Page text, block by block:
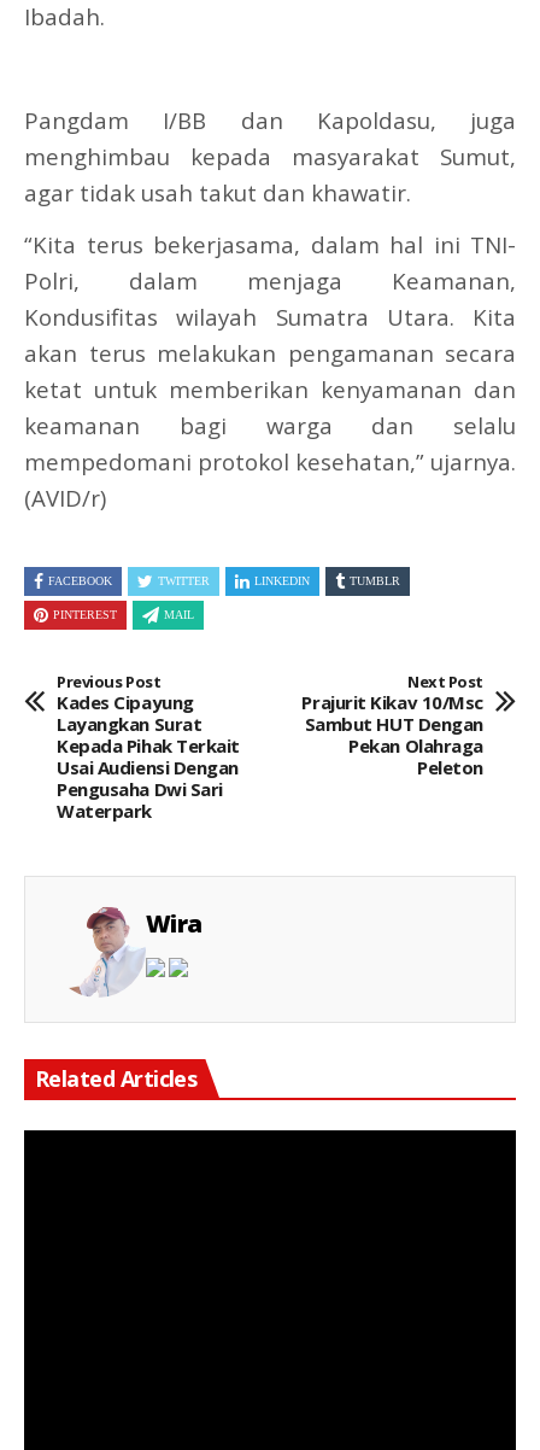
Ibadah.
Pangdam I/BB dan Kapoldasu, juga
menghimbau kepada masyarakat Sumut,
agar tidak usah takut dan khawatir.
“Kita terus bekerjasama, dalam hal ini TNI-
Polri, dalam menjaga Keamanan,
Kondusifitas wilayah Sumatra Utara. Kita
akan terus melakukan pengamanan secara
ketat untuk memberikan kenyamanan dan
keamanan bagi warga dan selalu
mempedomani protokol kesehatan,” ujarnya.
(AVID/r)
FACEBOOK TWITTER LINKEDIN TUMBLR
PINTEREST MAIL
Previous Post
Kades Cipayung
Layangkan Surat
Kepada Pihak Terkait
Usai Audiensi Dengan
Pengusaha Dwi Sari
Waterpark
Next Post
Prajurit Kikav 10/Msc
Sambut HUT Dengan
Pekan Olahraga
Peleton
Wira
Related Articles
Keterangan Gambar: Pengacara Edi Koko Wibowo, S.H., yang meminta kepastian hukum terkait pemblokiran rekening atas nama Leonardo Hermano.